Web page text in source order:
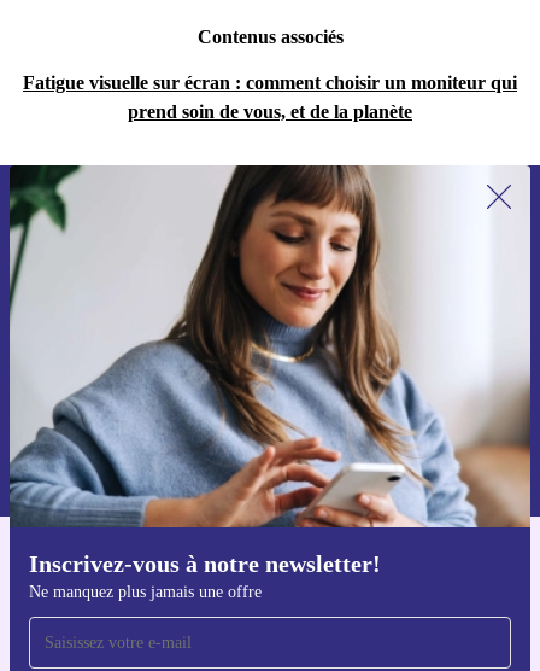
Contenus associés
Fatigue visuelle sur écran : comment choisir un moniteur qui
prend soin de vous, et de la planète
Inscrivez-vous à notre newsletter!
Ne manquez plus jamais une offre
Recevoir offres et infos de refurbed
par mail
Ne manquez plus aucune offre.
S'inscrire
Retrouvez les informations sur l'utilisation des données personnelles
dans notre
politique de confidentialité.
Téléchargez l'application refurbed
Pour iOS et Android